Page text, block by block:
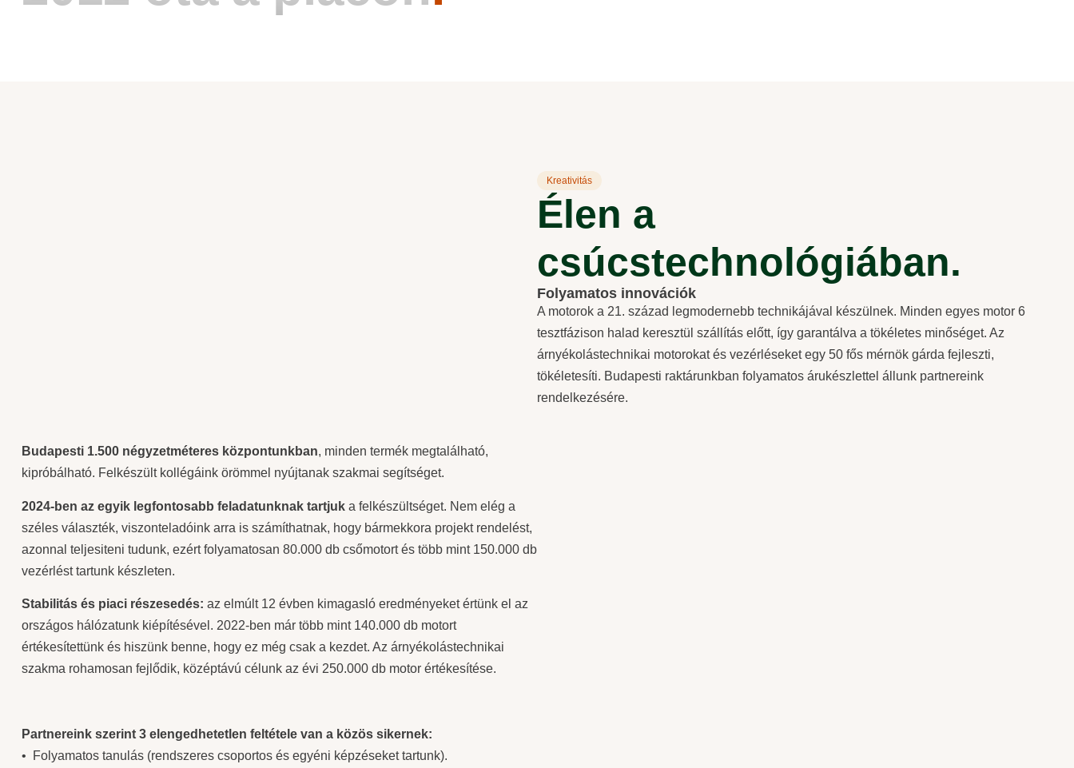
Kreativitás
Élen a
csúcstechnológiában.
Folyamatos innovációk
A motorok a 21. század legmodernebb technikájával készülnek. Minden egyes motor 6
tesztfázison halad keresztül szállítás előtt, így garantálva a tökéletes minőséget. Az
árnyékolástechnikai motorokat és vezérléseket egy 50 fős mérnök gárda fejleszti,
tökéletesíti. Budapesti raktárunkban folyamatos árukészlettel állunk partnereink
rendelkezésére.
Budapesti 1.500 négyzetméteres központunkban, minden termék megtalálható,
kipróbálható. Felkészült kollégáink örömmel nyújtanak szakmai segítséget.
2024-ben az egyik legfontosabb feladatunknak tartjuk a felkészültséget. Nem elég a
széles választék, viszonteladóink arra is számíthatnak, hogy bármekkora projekt rendelést,
azonnal teljesiteni tudunk, ezért folyamatosan 80.000 db csőmotort és több mint 150.000 db
vezérlést tartunk készleten.
Stabilitás és piaci részesedés: az elmúlt 12 évben kimagasló eredményeket értünk el az
országos hálózatunk kiépítésével. 2022-ben már több mint 140.000 db motort
értékesítettünk és hiszünk benne, hogy ez még csak a kezdet. Az árnyékolástechnikai
szakma rohamosan fejlődik, középtávú célunk az évi 250.000 db motor értékesítése.
Partnereink szerint 3 elengedhetetlen feltétele van a közös sikernek:
• Folyamatos tanulás (rendszeres csoportos és egyéni képzéseket tartunk).